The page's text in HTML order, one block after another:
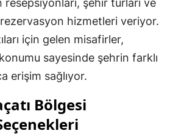
şehir turları ve
hizmetleri veriyor.
için gelen misafirler,
sayesinde şehrin farklı
erişim sağlıyor.
Bölgesi